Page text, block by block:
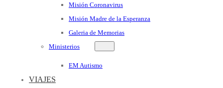
Misión Coronavirus
Misión Madre de la Esperanza
Galeria de Memorias
Ministerios
EM Autismo
VIAJES